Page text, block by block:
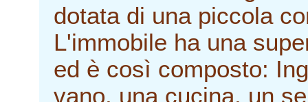
dotata di una piccola
L'immobile ha una
ed è così composto:
vano, una cucina, un